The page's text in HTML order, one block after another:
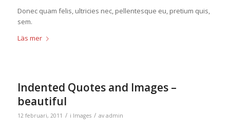
Donec quam felis, ultricies nec, pellentesque eu, pretium quis,
sem.
Läs mer
Indented Quotes and Images –
beautiful
12 februari, 2011 / i Images / av admin